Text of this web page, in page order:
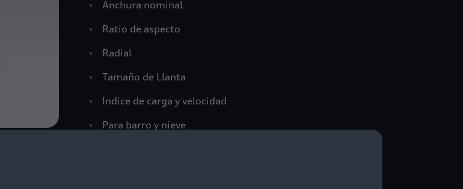
›
Anchura nominal
›
Ratio de aspecto
›
Radial
›
Tamaño de Llanta
›
Indice de carga y velocidad
›
Para barro y nieve